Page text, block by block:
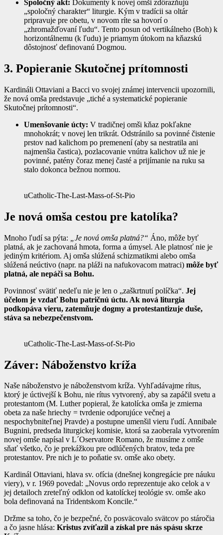
Spoločný akt: Dokumenty k novej omši zdôrazňujú
„spoločný charakter“ liturgie. Kým v tradícii sa oltár
pripravuje pre obetu, v novom ríte sa hovorí o
„zhromažďovaní ľudu“. Tento posun od vertikálneho (Boh) k
horizontálnemu (k ľudu) je priamym útokom na kňazskú
dôstojnosť definovanú Dogmou.
3. Popieranie Skutočnej prítomnosti
Kardináli Ottaviani a Bacci vo svojej známej intervencii upozornili,
že nová omša predstavuje „tiché a systematické popieranie
Skutočnej prítomnosti“.
Umenšovanie úcty: V tradičnej omši kňaz pokľakne
mnohokrát; v novej len trikrát. Odstránilo sa povinné čistenie
prstov nad kalichom po premenení (aby sa nestratila ani
najmenšia častica), pozlacovanie vnútra kalichov už nie je
povinné, patény čoraz menej časté a prijímanie na ruku sa
stalo dokonca bežnou normou.
uCatholic-The-Last-Mass-of-St-Pio
Je nová omša cestou pre katolíka?
Mnoho ľudí sa pýta: „Je nová omša platná?“ Áno, môže byť
platná, ak je zachovaná hmota, forma a úmysel. Ale platnosť nie je
jediným kritériom. Aj omša slúžená schizmatikmi alebo omša
slúžená neúctivo (napr. na pláži na nafukovacom matraci) môže byť
platná, ale nepáči sa Bohu.
Povinnosť svätiť nedeľu nie je len o „zaškrtnutí políčka“. Jej
účelom je vzdať Bohu patričnú úctu. Ak nová liturgia
podkopáva vieru, zatemňuje dogmy a protestantizuje duše,
stáva sa nebezpečenstvom.
uCatholic-The-Last-Mass-of-St-Pio
Záver: Náboženstvo kríža
Naše náboženstvo je náboženstvom kríža. Vyhľadávajme rítus,
ktorý je úctivejší k Bohu, nie rítus vytvorený, aby sa zapáčil svetu a
protestantom (M. Luther popieral, že katolícka omša je zmierna
obeta za naše hriechy = tvrdenie odporujúce večnej a
nespochybniteľnej Pravde) a postupne umenšil vieru ľudí. Annibale
Bugnini, predseda liturgickej komisie, ktorá sa zaoberala vytvorením
novej omše napísal v L´Oservatore Romano, že musíme z omše
sňať všetko, čo je prekážkou pre odlúčených bratov, teda pre
protestantov. Pre nich je to poňatie sv. omše ako obety.
Kardinál Ottaviani, hlava sv. ofícia (dnešnej kongregácie pre náuku
viery), v r. 1969 povedal: „Novus ordo reprezentuje ako celok a v
jej detailoch zreteľný odklon od katolíckej teológie sv. omše ako
bola definovaná na Tridentskom Koncile.“
Držme sa toho, čo je bezpečné, čo posväcovalo svätcov po stáročia
a čo jasne hlása: Kristus zvíťazil a získal pre nás spásu skrze